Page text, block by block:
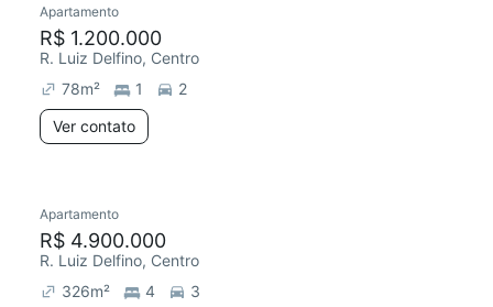
Apartamento
R$ 1.200.000
R. Luiz Delfino, Centro
78m² 1
2
Ver contato
Redecorar
Apartamento
R$ 4.900.000
R. Luiz Delfino, Centro
326m² 4
3